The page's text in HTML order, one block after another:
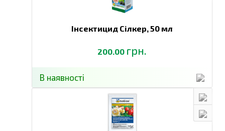
Інсектицид Сілкер,50 мл
200.00 грн.
В наявності